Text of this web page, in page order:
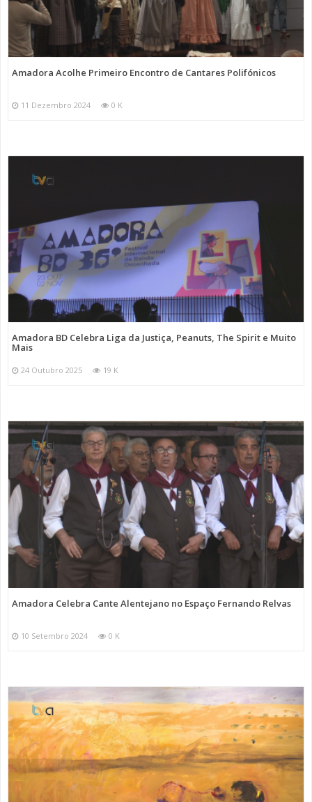
Amadora Acolhe Primeiro Encontro de Cantares Polifónicos
11 Dezembro 2024 0 K
Amadora BD Celebra Liga da Justiça, Peanuts, The Spirit e Muito
Mais
24 Outubro 2025 19 K
Amadora Celebra Cante Alentejano no Espaço Fernando Relvas
10 Setembro 2024 0 K